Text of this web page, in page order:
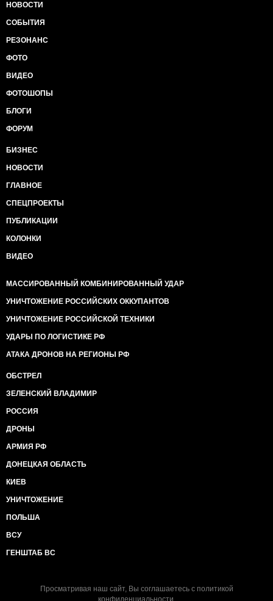
НОВОСТИ
СОБЫТИЯ
РЕЗОНАНС
ФОТО
ВИДЕО
ФОТОШОПЫ
БЛОГИ
ФОРУМ
БИЗНЕС
НОВОСТИ
ГЛАВНОЕ
СПЕЦПРОЕКТЫ
ПУБЛИКАЦИИ
КОЛОНКИ
ВИДЕО
МАССИРОВАННЫЙ КОМБИНИРОВАННЫЙ УДАР
УНИЧТОЖЕНИЕ РОССИЙСКИХ ОККУПАНТОВ
УНИЧТОЖЕНИЕ РОССИЙСКОЙ ТЕХНИКИ
УДАРЫ ПО ЛОГИСТИКЕ РФ
АТАКА ДРОНОВ НА РЕГИОНЫ РФ
ОБСТРЕЛ
ЗЕЛЕНСКИЙ ВЛАДИМИР
РОССИЯ
ДРОНЫ
АРМИЯ РФ
ДОНЕЦКАЯ ОБЛАСТЬ
КИЕВ
УНИЧТОЖЕНИЕ
ПОЛЬША
ВСУ
ГЕНШТАБ ВС
Просматривая наш сайт, Вы соглашаетесь с политикой
конфиденциальности